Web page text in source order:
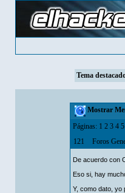
Tema
Mostrar
Páginas: 1 2 3 4 5
121
Foros
De acuerdo con
Eso si, hay
Y, como dato, yo